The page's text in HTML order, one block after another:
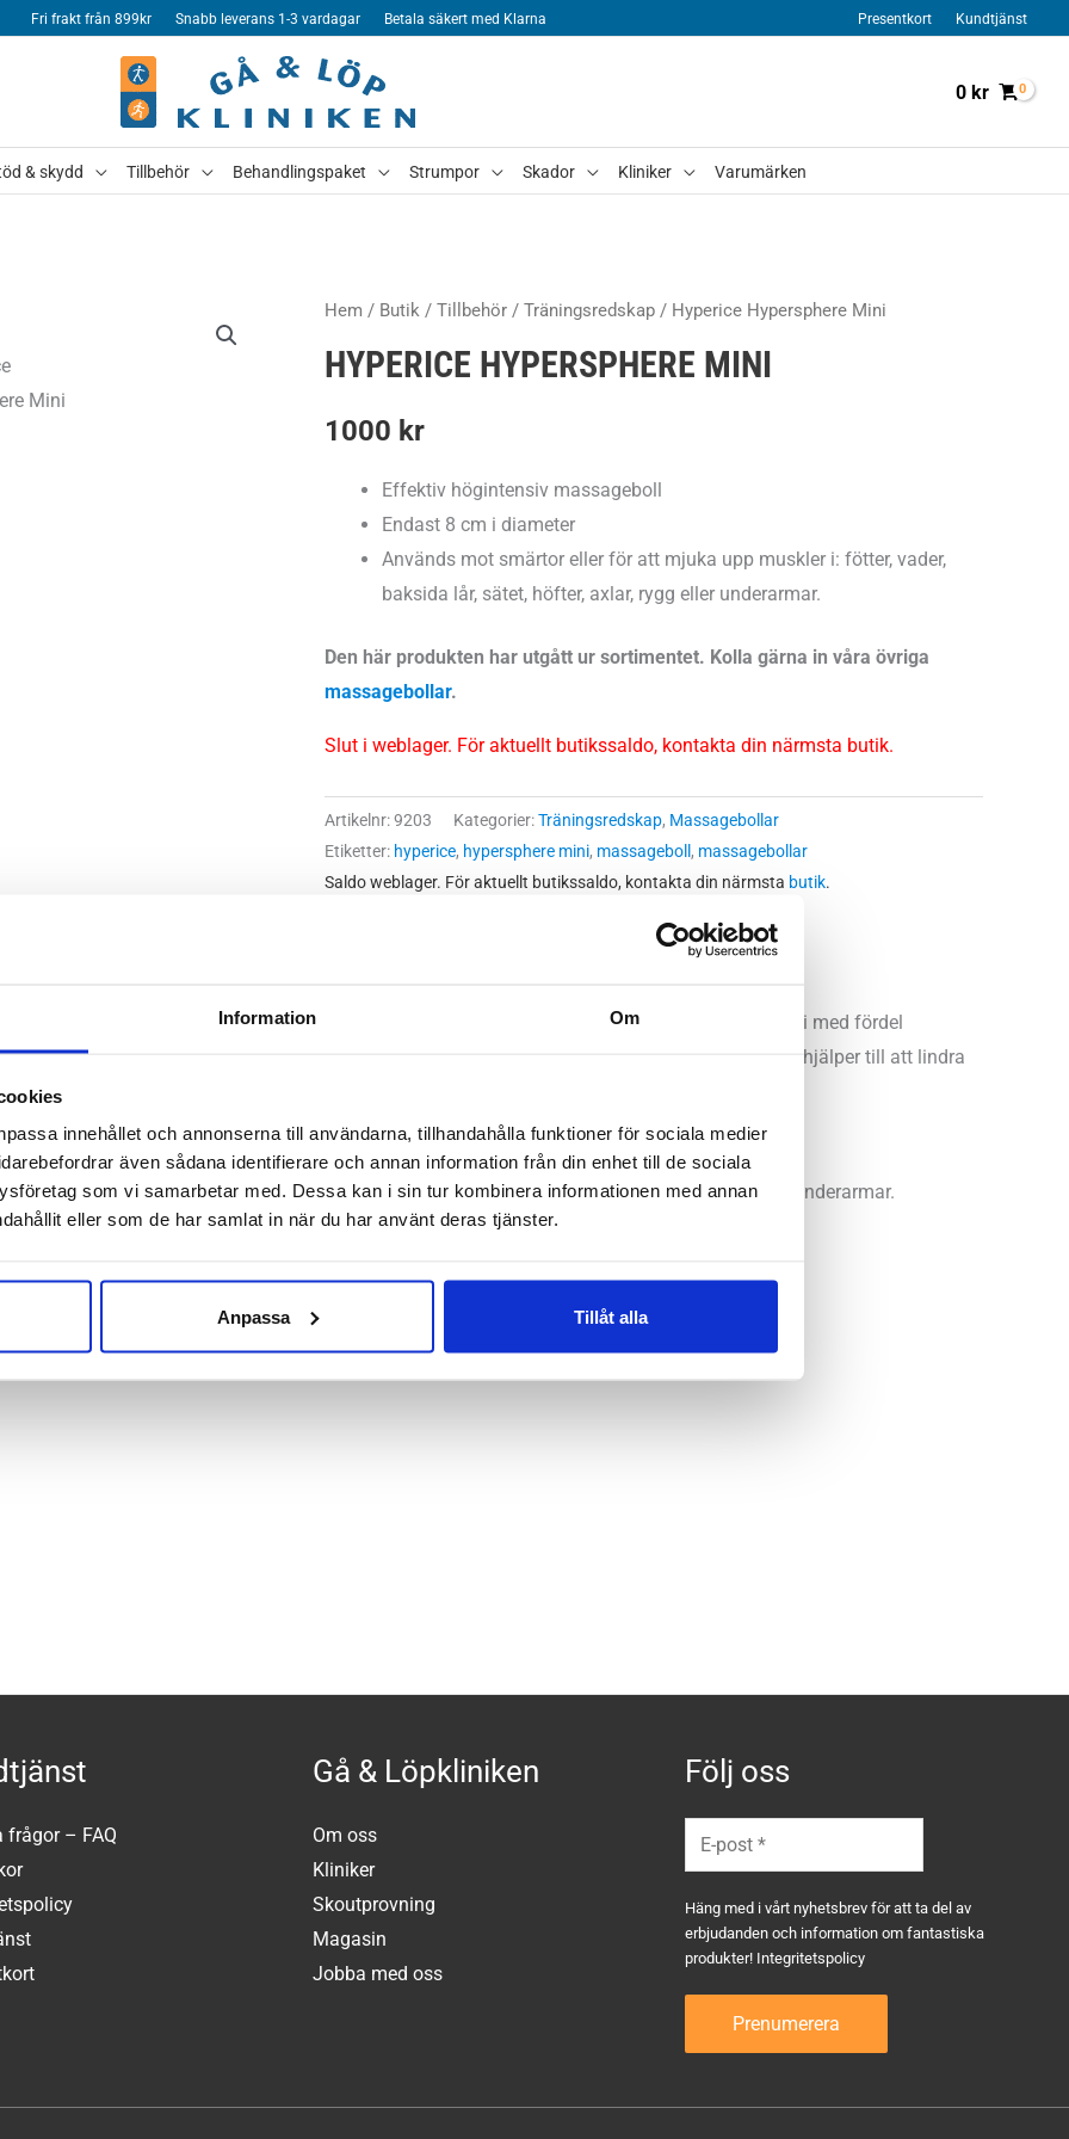
Information Om
innehållet och annonserna till användarna, tillhandahålla funktioner för sociala medier
även sådana identifierare och annan information från din enhet till de sociala
som vi samarbetar med. Dessa kan i sin tur kombinera informationen med annan
eller som de har samlat in när du har använt deras tjänster.
Anpassa Tillåt alla
Fri frakt från 899kr Snabb leverans 1-3 vardagar Betala säkert med Klarna Presentkort Kundtjänst
0 kr
& skydd Tillbehör Behandlingspaket Strumpor Skador Kliniker Varumärken
Hem / Butik / Tillbehör / Träningsredskap / Hyperice Hypersphere Mini
HYPERICE HYPERSPHERE MINI
1000 kr
Effektiv högintensiv massageboll
Endast 8 cm i diameter
Används mot smärtor eller för att mjuka upp muskler i: fötter, vader,
baksida lår, sätet, höfter, axlar, rygg eller underarmar.
Den här produkten har utgått ur sortimentet. Kolla gärna in våra övriga
massagebollar.
Slut i weblager. För aktuellt butikssaldo, kontakta din närmsta butik.
Artikelnr:9203 Kategorier:Träningsredskap, Massagebollar
Etiketter: hyperice, hypersphere mini, massageboll , massagebollar
Saldo weblager. För aktuellt butikssaldo, kontakta din närmsta butik.
en liten kompakt massageboll som har tre olika vibrationslägen. Den här massagebollen kan vi med fördel
smärtsamma ryggar till ömma fötter. Hypersphere Mini är en allsidig massageboll som hjälper till att lindra
upp dina ömma muskler.
eller för att mjuka upp muskler i: fötter, vader, baksida lår, sätet, höfter, axlar, rygg eller underarmar.
frågor – FAQ
Gå & Löpkliniken
Om oss
Kliniker
Skoutprovning
Magasin
Jobba med oss
Följ oss
Häng med i vårt nyhetsbrev för att ta del av
erbjudanden och information om fantastiska
produkter! Integritetspolicy